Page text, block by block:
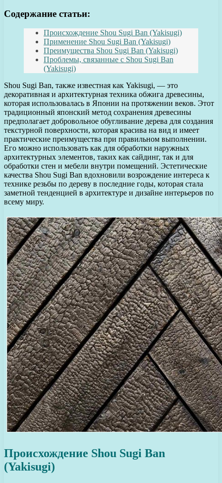
Содержание статьи:
Происхождение Shou Sugi Ban (Yakisugi)
Применение Shou Sugi Ban (Yakisugi)
Преимущества Shou Sugi Ban (Yakisugi)
Проблемы, связанные с Shou Sugi Ban
(Yakisugi)
Shou Sugi Ban, также известная как Yakisugi, — это
декоративная и архитектурная техника обжига древесины,
которая использовалась в Японии на протяжении веков. Этот
традиционный японский метод сохранения древесины
предполагает добровольное обугливание дерева для создания
текстурной поверхности, которая красива на вид и имеет
практические преимущества при правильном выполнении.
Его можно использовать как для обработки наружных
архитектурных элементов, таких как сайдинг, так и для
обработки стен и мебели внутри помещений. Эстетические
качества Shou Sugi Ban вдохновили возрождение интереса к
технике резьбы по дереву в последние годы, которая стала
заметной тенденцией в архитектуре и дизайне интерьеров по
всему миру.
Происхождение Shou Sugi Ban
(Yakisugi)